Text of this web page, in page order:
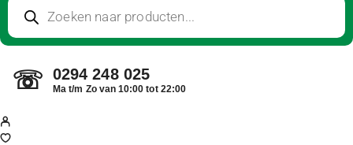
☏ 0294 248 025
Ma t/m Zo van 10:00 tot 22:00